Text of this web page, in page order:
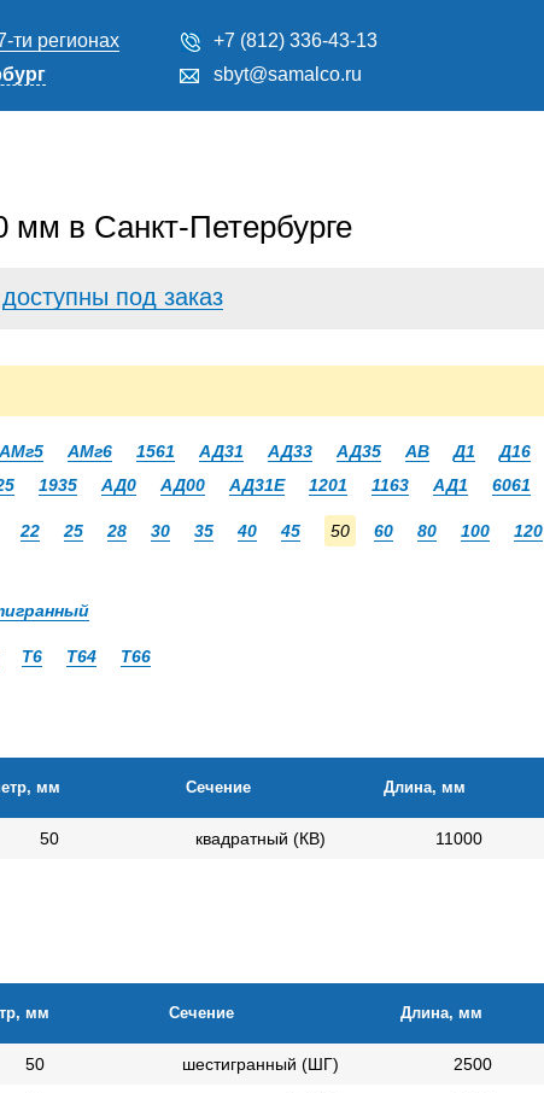
ти регионах
+7 (812) 336-43-13
sbyt@samalco.ru
в Санкт-Петербурге
доступны под заказ
АМг5 АМг6 1561 АД31 АД33 АД35 АВ Д1 Д16
1935 АД0 АД00 АД31Е 1201 1163 АД1 6061
22 25 28 30 35 40 45 50 60 80 100 120
Т6 Т64 Т66
мм Сечение Длина, мм
50 квадратный (КВ) 11000
мм Сечение Длина, мм
50 шестигранный (ШГ) 2500